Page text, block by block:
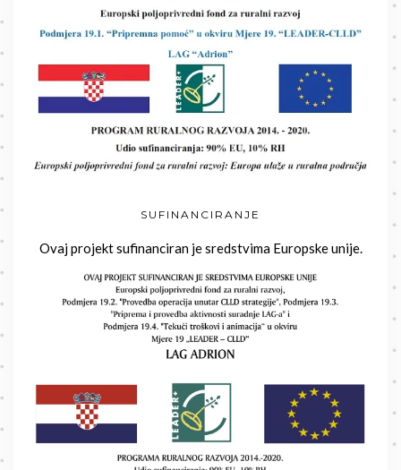
SUFINANCIRANJE
Ovaj projekt sufinanciran je sredstvima Europske unije.